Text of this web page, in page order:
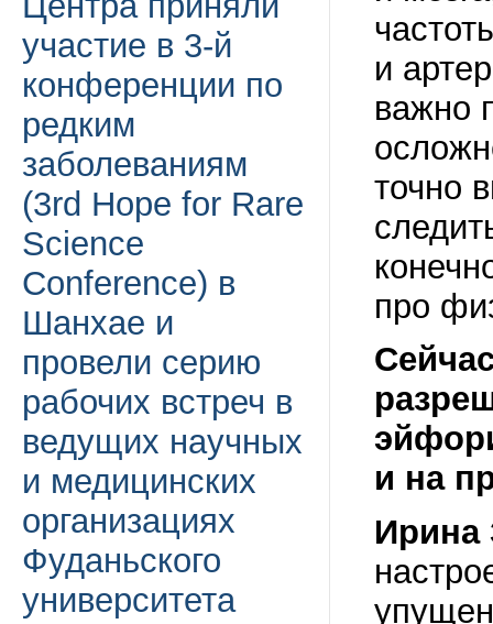
участие в 3-й
конференции по
редким
заболеваниям
(3rd Hope for Rare
Science
Conference) в
Шанхае и
провели серию
рабочих встреч в
ведущих научных
и медицинских
организациях
Фуданьского
университета
и
важно
точно
про
и на
Ирина